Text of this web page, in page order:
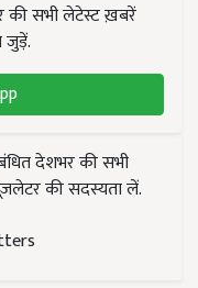
की सभी लेटेस्ट ख़बरें
जुड़ें.
देशभर की सभी
की सदस्यता लें.